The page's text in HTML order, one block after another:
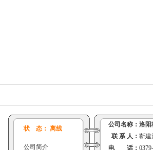
状 态： 离线
公司简介
公司名称： 洛阳
联 系 人： 靳建
电 话：